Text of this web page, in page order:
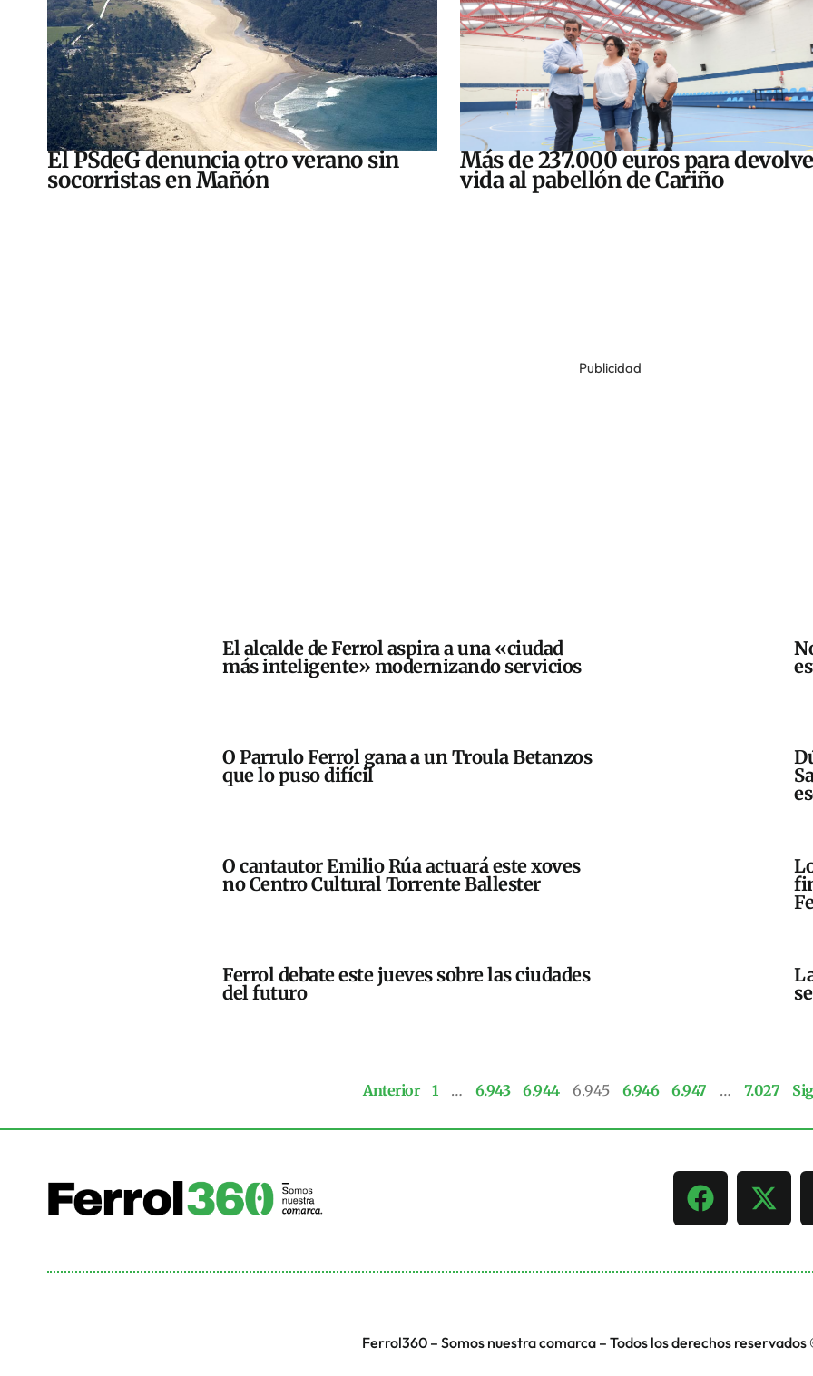
El PSdeG denuncia otro verano sin
socorristas en Mañón
Más de 237.000 euros para
vida al pabellón de Cariño
Publicidad
El alcalde de Ferrol aspira a una «ciudad
más inteligente» modernizando servicios
O Parrulo Ferrol gana a un Troula Betanzos
que lo puso difícil
O cantautor Emilio Rúa actuará este xoves
no Centro Cultural Torrente Ballester
Ferrol debate este jueves sobre las ciudades
del futuro
Anterior 1 … 6.943 6.944 6.945 6.946 6.947 … 7.027
Ferrol360 – Somos nuestra comarca – Todos los derechos